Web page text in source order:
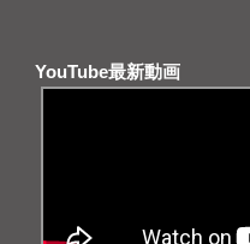
YouTube最新動画